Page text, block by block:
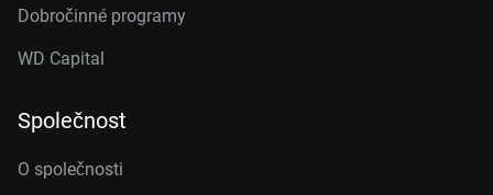
Dobročinné programy
WD Capital
Společnost
O společnosti